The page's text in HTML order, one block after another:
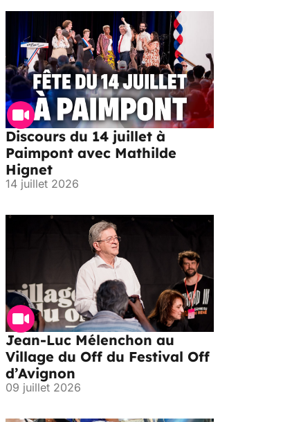
Discours du 14 juillet à
Paimpont avec Mathilde
Hignet
14 juillet 2026
Jean-Luc Mélenchon au
Village du Off du Festival Off
d’Avignon
09 juillet 2026